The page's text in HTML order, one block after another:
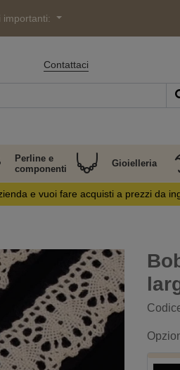
importanti:
Contattaci
Perline e
componenti
Gioielleria
e vuoi fare acquisti a prezzi da